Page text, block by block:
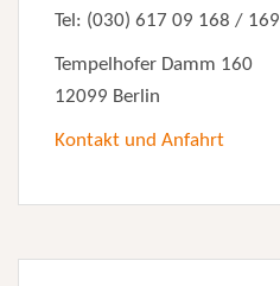
Tel: (030) 617 09 168 / 169
Tempelhofer Damm 160
12099 Berlin
Kontakt und Anfahrt